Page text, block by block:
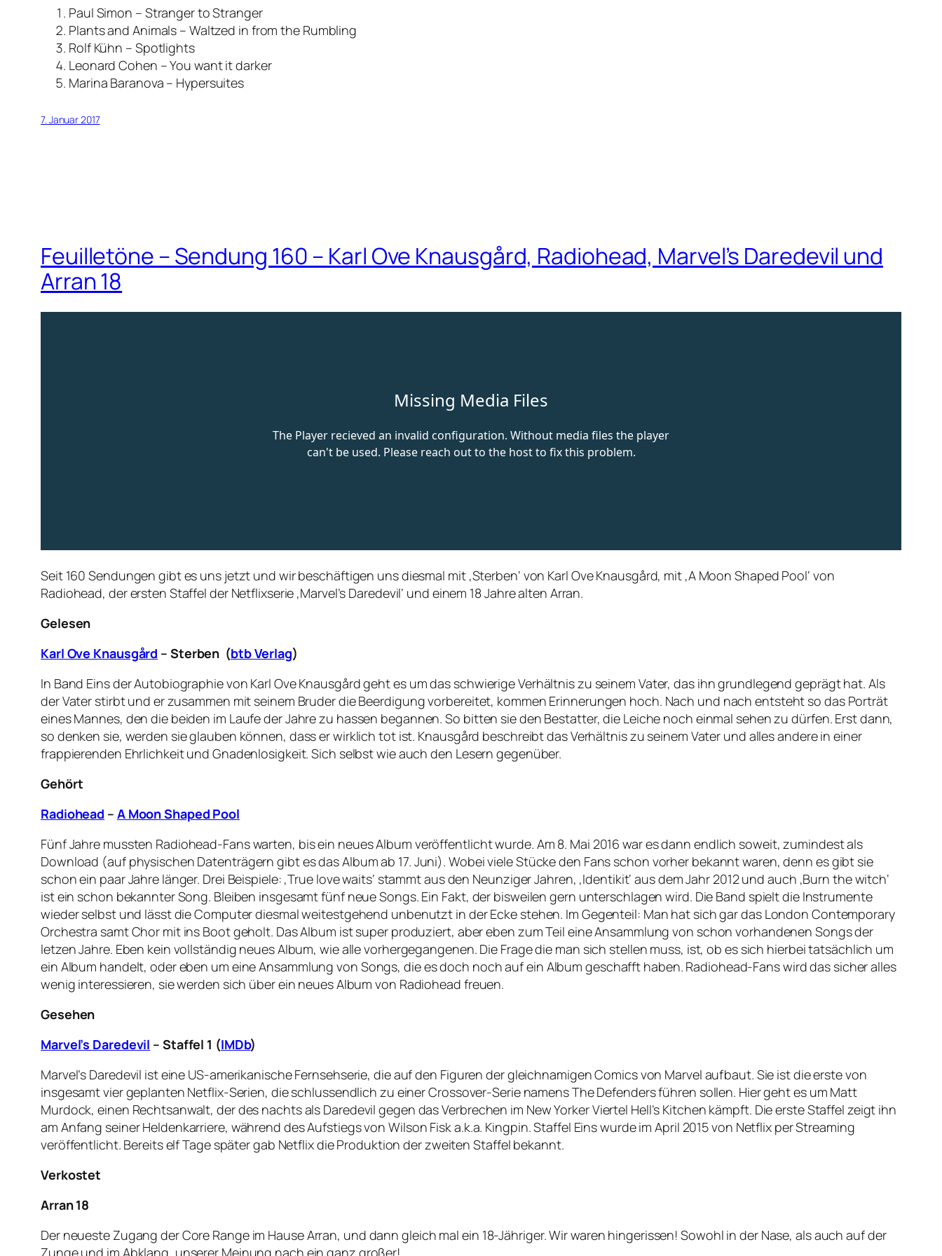
Paul Simon – Stranger to Stranger
Plants and Animals – Waltzed in from the Rumbling
Rolf Kühn – Spotlights
Leonard Cohen – You want it darker
Marina Baranova – Hypersuites
7. Januar 2017
Feuilletöne – Sendung 160 – Karl Ove Knausgård, Radiohead, Marvel’s Daredevil und
Arran 18
Seit 160 Sendungen gibt es uns jetzt und wir beschäftigen uns diesmal mit ‚Sterben‘ von Karl Ove Knausgård, mit ‚A Moon Shaped Pool‘ von
Radiohead, der ersten Staffel der Netflixserie ‚Marvel’s Daredevil‘ und einem 18 Jahre alten Arran.
Gelesen
Karl Ove Knausgård – Sterben (btb Verlag)
In Band Eins der Autobiographie von Karl Ove Knausgård geht es um das schwierige Verhältnis zu seinem Vater, das ihn grundlegend geprägt hat. Als
der Vater stirbt und er zusammen mit seinem Bruder die Beerdigung vorbereitet, kommen Erinnerungen hoch. Nach und nach entsteht so das Porträt
eines Mannes, den die beiden im Laufe der Jahre zu hassen begannen. So bitten sie den Bestatter, die Leiche noch einmal sehen zu dürfen. Erst dann,
so denken sie, werden sie glauben können, dass er wirklich tot ist. Knausgård beschreibt das Verhältnis zu seinem Vater und alles andere in einer
frappierenden Ehrlichkeit und Gnadenlosigkeit. Sich selbst wie auch den Lesern gegenüber.
Gehört
Radiohead – A Moon Shaped Pool
Fünf Jahre mussten Radiohead-Fans warten, bis ein neues Album veröffentlicht wurde. Am 8. Mai 2016 war es dann endlich soweit, zumindest als
Download (auf physischen Datenträgern gibt es das Album ab 17. Juni). Wobei viele Stücke den Fans schon vorher bekannt waren, denn es gibt sie
schon ein paar Jahre länger. Drei Beispiele: ‚True love waits‘ stammt aus den Neunziger Jahren, ‚Identikit‘ aus dem Jahr 2012 und auch ‚Burn the witch‘
ist ein schon bekannter Song. Bleiben insgesamt fünf neue Songs. Ein Fakt, der bisweilen gern unterschlagen wird. Die Band spielt die Instrumente
wieder selbst und lässt die Computer diesmal weitestgehend unbenutzt in der Ecke stehen. Im Gegenteil: Man hat sich gar das London Contemporary
Orchestra samt Chor mit ins Boot geholt. Das Album ist super produziert, aber eben zum Teil eine Ansammlung von schon vorhandenen Songs der
letzen Jahre. Eben kein vollständig neues Album, wie alle vorhergegangenen. Die Frage die man sich stellen muss, ist, ob es sich hierbei tatsächlich um
ein Album handelt, oder eben um eine Ansammlung von Songs, die es doch noch auf ein Album geschafft haben. Radiohead-Fans wird das sicher alles
wenig interessieren, sie werden sich über ein neues Album von Radiohead freuen.
Gesehen
Marvel’s Daredevil – Staffel 1 (IMDb)
Marvel’s Daredevil ist eine US-amerikanische Fernsehserie, die auf den Figuren der gleichnamigen Comics von Marvel aufbaut. Sie ist die erste von
insgesamt vier geplanten Netflix-Serien, die schlussendlich zu einer Crossover-Serie namens The Defenders führen sollen. Hier geht es um Matt
Murdock, einen Rechtsanwalt, der des nachts als Daredevil gegen das Verbrechen im New Yorker Viertel Hell’s Kitchen kämpft. Die erste Staffel zeigt ihn
am Anfang seiner Heldenkarriere, während des Aufstiegs von Wilson Fisk a.k.a. Kingpin. Staffel Eins wurde im April 2015 von Netflix per Streaming
veröffentlicht. Bereits elf Tage später gab Netflix die Produktion der zweiten Staffel bekannt.
Verkostet
Arran 18
Der neueste Zugang der Core Range im Hause Arran, und dann gleich mal ein 18-Jähriger. Wir waren hingerissen! Sowohl in der Nase, als auch auf der